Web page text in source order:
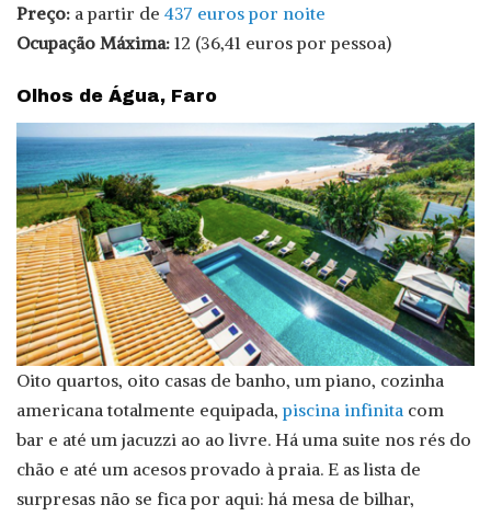
Preço: a partir de 437 euros por noite
Ocupação Máxima: 12 (36,41 euros por pessoa)
Olhos de Água, Faro
Oito quartos, oito casas de banho, um piano, cozinha
americana totalmente equipada,piscina infinita com
bar e até um jacuzzi ao ao livre. Há uma suite nos rés do
chão e até um acesos provado à praia. E as lista de
surpresas não se fica por aqui: há mesa de bilhar,